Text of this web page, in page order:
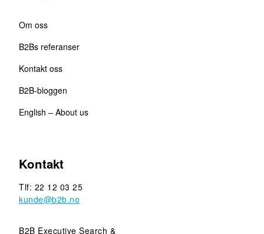
Om oss
B2Bs referanser
Kontakt oss
B2B-bloggen
English – About us
Kontakt
Tlf: 22 12 03 25
kunde@b2b.no
B2B Executive Search &